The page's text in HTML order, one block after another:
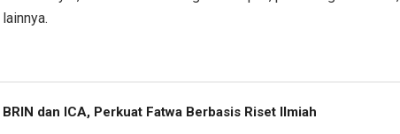
dan ICA, Perkuat Fatwa Berbasis Riset Ilmiah